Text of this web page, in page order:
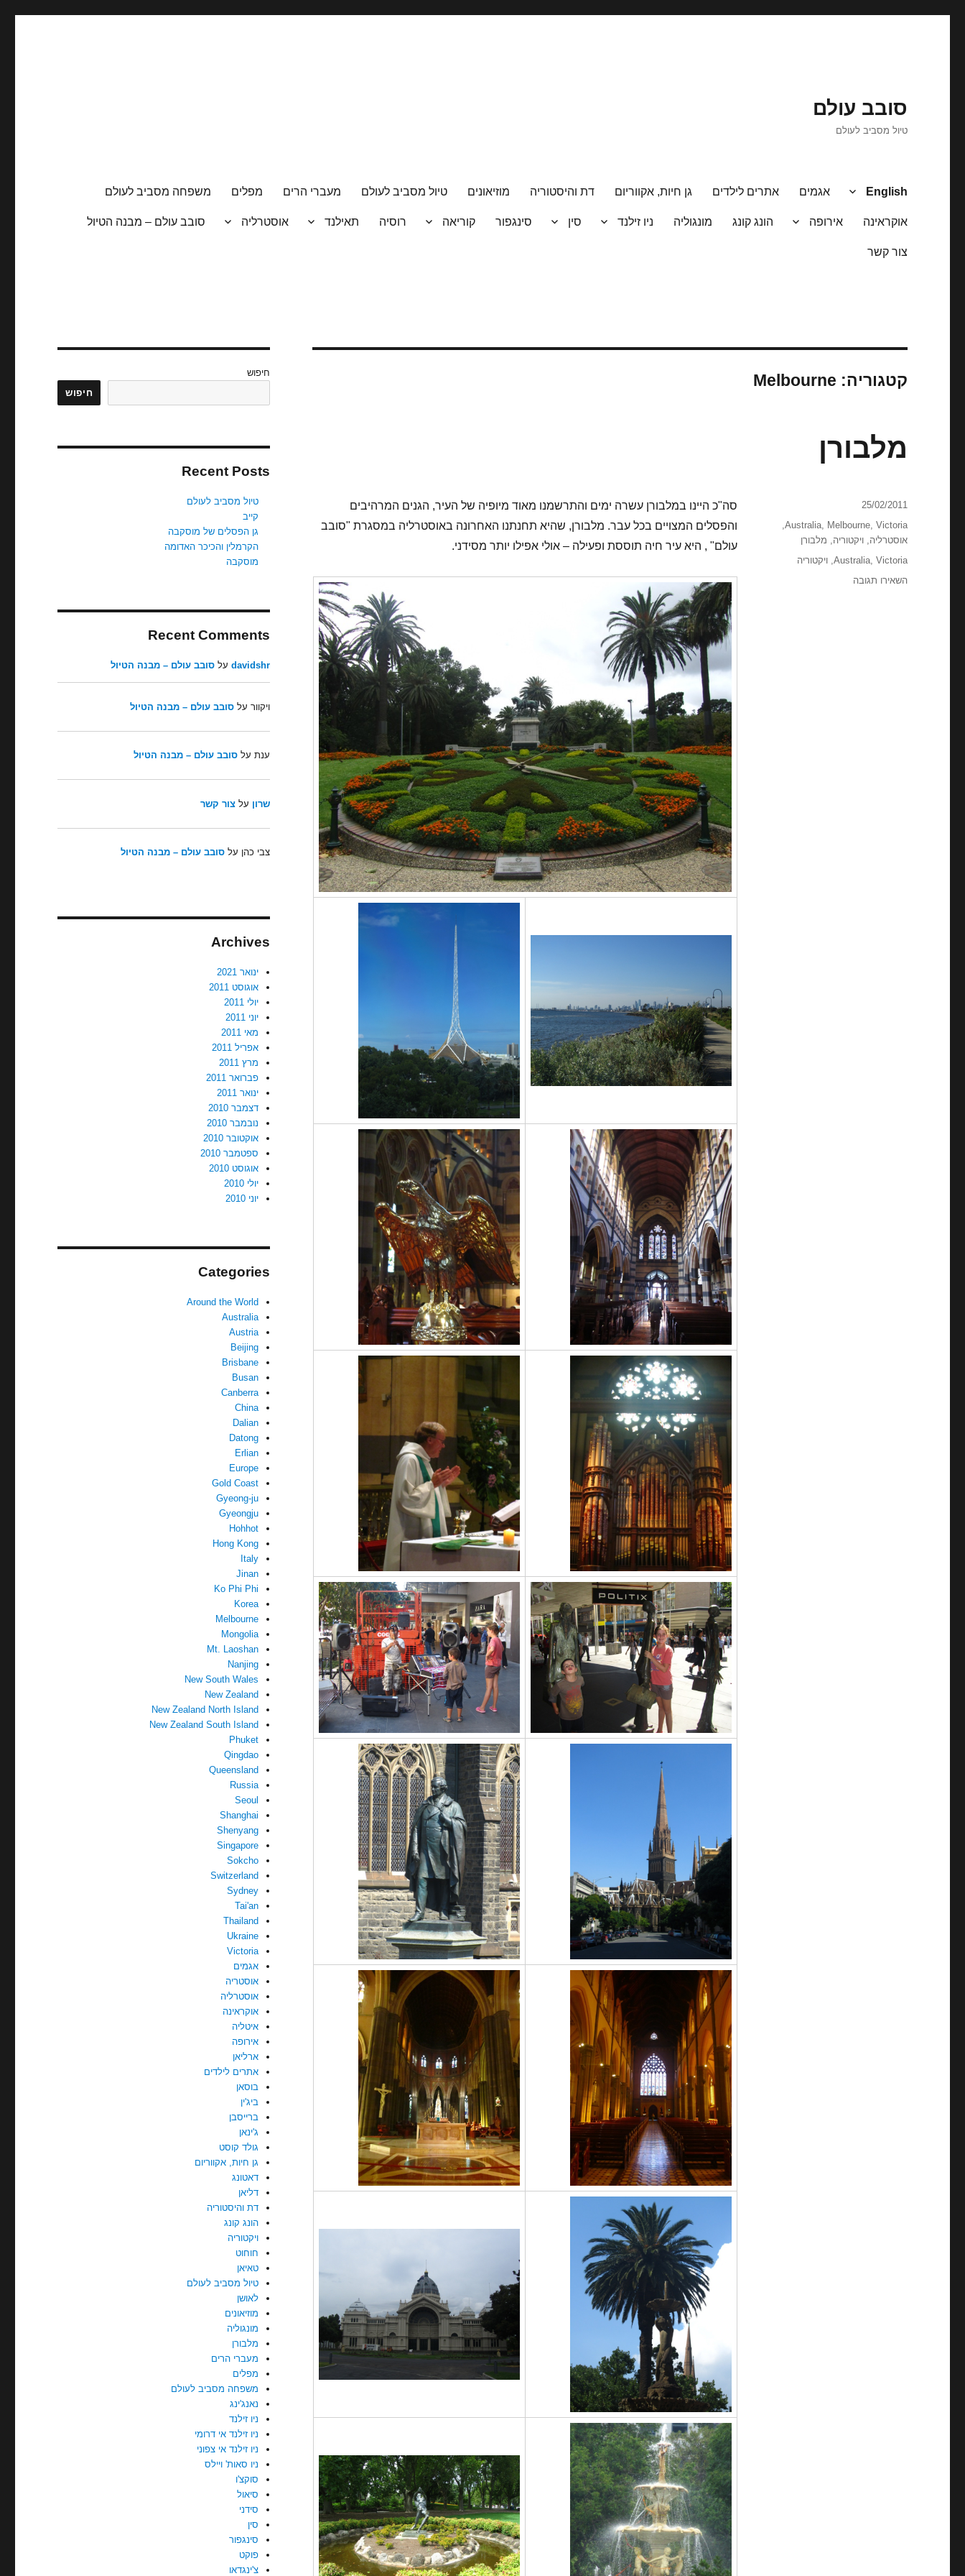
סובב עולם
טיול מסביב לעולם
English אגמים אתרים לילדים גן חיות, אקווריום דת והיסטוריה מוזיאונים טיול מסביב לעולם מעברי הרים מפלים משפחה מסביב לעולם
אוקראינה אירופה הונג קונג מונגוליה ניו זילנד סין סינגפור קוריאה רוסיה תאילנד אוסטרליה סובב עולם – מבנה הטיול
צור קשר
קטגוריה: Melbourne
מלבורן
סה"כ היינו במלבורן עשרה ימים והתרשמנו מאוד מיופיה של העיר, הגנים המרהיבים
והפסלים המצויים בכל עבר. מלבורן, שהיא תחנתנו האחרונה באוסטרליה במסגרת "סובב
עולם" , היא עיר חיה תוססת ופעילה – אולי אפילו יותר מסידני.
פורסם
בתאריך
25/02/2011
קטגוריות
Australia, Melbourne, Victoria
,
אוסטרליה,ויקטוריה, מלבורן
תגיות
Australia, Victoria
,ויקטוריה
השאירו תגובה
חיפוש
חיפוש
Recent Posts
טיול מסביב לעולם
קייב
גן הפסלים של מוסקבה
הקרמלין והכיכר האדומה
מוסקבה
Recent Comments
davidshrעל סובב עולם – מבנה הטיול
ויקוורעל סובב עולם – מבנה הטיול
ענתעל סובב עולם – מבנה הטיול
שרון על צור קשר
צבי כהן על סובב עולם – מבנה הטיול
Archives
ינואר 2021
אוגוסט 2011
יולי 2011
יוני 2011
מאי 2011
אפריל 2011
מרץ 2011
פברואר 2011
ינואר 2011
דצמבר 2010
נובמבר 2010
אוקטובר 2010
ספטמבר 2010
אוגוסט 2010
יולי 2010
יוני 2010
Categories
Around the World
Australia
Austria
Beijing
Brisbane
Busan
Canberra
China
Dalian
Datong
Erlian
Europe
Gold Coast
Gyeong-ju
Gyeongju
Hohhot
Hong Kong
Italy
Jinan
Ko Phi Phi
Korea
Melbourne
Mongolia
Mt. Laoshan
Nanjing
New South Wales
New Zealand
New Zealand North Island
New Zealand South Island
Phuket
Qingdao
Queensland
Russia
Seoul
Shanghai
Shenyang
Singapore
Sokcho
Switzerland
Sydney
Tai'an
Thailand
Ukraine
Victoria
אגמים
אוסטריה
אוסטרליה
אוקראינה
איטליה
אירופה
ארליאן
אתרים לילדים
בוסאן
ביג'ין
ברייסבן
ג'ינאן
גולד קוסט
גן חיות, אקווריום
דאטונג
דליאן
דת והיסטוריה
הונג קונג
ויקטוריה
חוחוט
טאיאן
טיול מסביב לעולם
לאושן
מוזיאונים
מונגוליה
מלבורן
מעברי הרים
מפלים
משפחה מסביב לעולם
נאנג'ינג
ניו זילנד
ניו זילנד אי דרומי
ניו זילנד אי צפוני
ניו סאות' ויילס
סוקצ'ו
סיאול
סידני
סין
סינגפור
פוקט
צ'ינגדאו